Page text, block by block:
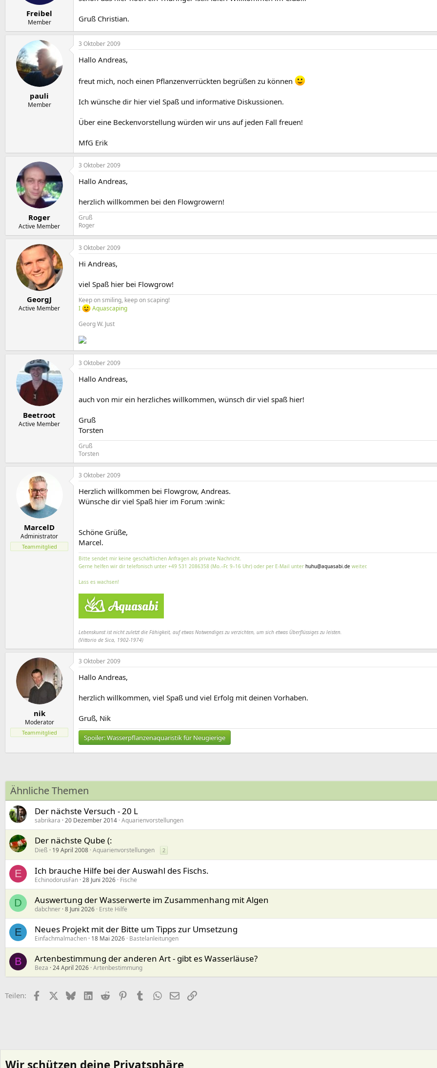
Freibel
Member Gruß Christian.
pauli
Member
3 Oktober 2009
Hallo Andreas,
freut mich, noch einen Pflanzenverrückten begrüßen zu können
Ich wünsche dir hier viel Spaß und informative Diskussionen.
Über eine Beckenvorstellung würden wir uns auf jeden Fall freuen!
MfG Erik
Roger
Active Member
3 Oktober 2009
Hallo Andreas,
herzlich willkommen bei den Flowgrowern!
Gruß
Roger
GeorgJ
Active Member
3 Oktober 2009
Hi Andreas,
viel Spaß hier bei Flowgrow!
Keep on smiling, keep on scaping!
I
Aquascaping
Georg W. Just
Beetroot
Active Member
3 Oktober 2009
Hallo Andreas,
auch von mir ein herzliches willkommen, wünsch dir viel spaß hier!
Gruß
Torsten
Gruß
Torsten
MarcelD
Administrator
Teammitglied
3 Oktober 2009
Herzlich willkommen bei Flowgrow, Andreas.
Wünsche dir viel Spaß hier im Forum :wink:
Schöne Grüße,
Marcel.
Bitte sendet mir keine geschäftlichen Anfragen als private Nachricht.
Gerne helfen wir dir telefonisch unter +49 531 2086358 (Mo.–Fr. 9–16 Uhr) oder per E-Mail unter huhu@aquasabi.de weiter.
Lass es wachsen!
Lebenskunst ist nicht zuletzt die Fähigkeit, auf etwas Notwendiges zu verzichten, um sich etwas Überflüssiges zu leisten.
(Vittorio de Sica, 1902-1974)
nik
Moderator
Teammitglied
3 Oktober 2009
Hallo Andreas,
herzlich willkommen, viel Spaß und viel Erfolg mit deinen Vorhaben.
Gruß, Nik
Spoiler:Wasserpflanzenaquaristik für Neugierige
Ähnliche Themen
Der nächste Versuch - 20 L
sabrikara 20 Dezember 2014 Aquarienvorstellungen
Der nächste Qube (:
Dieß 19 April 2008 Aquarienvorstellungen 2
E Ich brauche Hilfe bei der Auswahl des Fischs.
EchinodorusFan 28 Juni 2026 Fische
D Auswertung der Wasserwerte im Zusammenhang mit Algen
dabchner 8 Juni 2026 Erste Hilfe
E Neues Projekt mit der Bitte um Tipps zur Umsetzung
Einfachmalmachen 18 Mai 2026 Bastelanleitungen
B Artenbestimmung der anderen Art - gibt es Wasserläuse?
Beza 24 April 2026 Artenbestimmung
Teilen: FacebookX (Twitter)
BlueskyLinkedIn
Reddit PinterestTumblrWhatsApp
E-MailLink
Wir schützen deine Privatsphäre